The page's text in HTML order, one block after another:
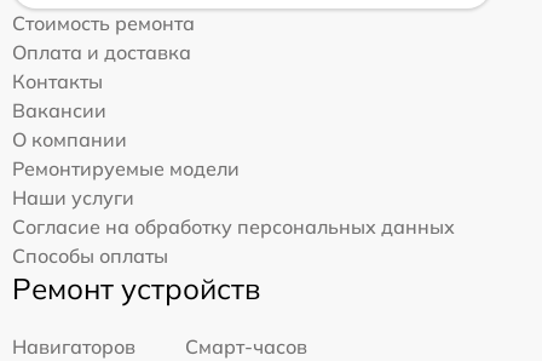
Стоимость ремонта
Оплата и доставка
Контакты
Вакансии
О компании
Ремонтируемые модели
Наши услуги
Согласие на обработку персональных данных
Способы оплаты
Ремонт устройств
Навигаторов
Смарт-часов